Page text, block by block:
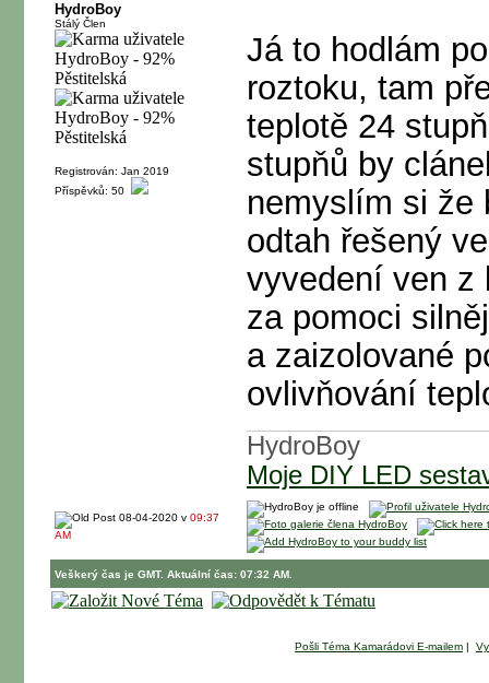
HydroBoy
Stálý Člen
Registrován: Jan 2019
Příspěvků: 50
Já to hodlám
roztoku, tam
teplotě 24
stupňů by
nemyslím si že
odtah řešený
vyvedení ven z
za pomoci
a zaizolované
ovlivňování
HydroBoy
Moje DIY LED
08-04-2020 v 09:37
AM
Veškerý čas je GMT. Aktuální čas: 07:32 AM.
Pošli Téma Kamarádovi E-mailem |